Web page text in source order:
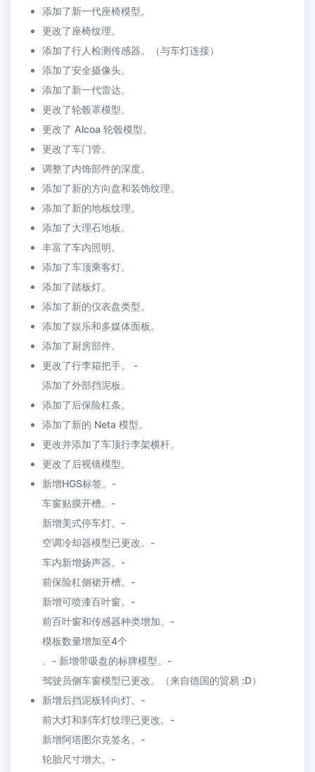
添加了新一代座椅模型。
更改了座椅纹理。
添加了行人检测传感器。（与车灯连接）
添加了安全摄像头。
添加了新一代雷达。
更改了轮毂罩模型。
更改了 Alcoa 轮毂模型。
更改了车门管。
调整了内饰部件的深度。
添加了新的方向盘和装饰纹理。
添加了新的地板纹理。
添加了大理石地板。
丰富了车内照明。
添加了车顶乘客灯。
添加了踏板灯。
添加了新的仪表盘类型。
添加了娱乐和多媒体面板。
添加了厨房部件。
更改了行李箱把手。 -
添加了外部挡泥板。
添加了后保险杠条。
添加了新的 Neta 模型。
更改并添加了车顶行李架横杆。
更改了后视镜模型。
新增HGS标签。-
车窗贴膜开槽。-
新增美式停车灯。-
空调冷却器模型已更改。-
车内新增扬声器。-
前保险杠侧裙开槽。-
新增可喷漆百叶窗。-
前百叶窗和传感器种类增加。-
模板数量增加至4个
。- 新增带吸盘的标牌模型。-
驾驶员侧车窗模型已更改。（来自德国的贸易 :D）
新增后挡泥板转向灯。-
前大灯和刹车灯纹理已更改。-
新增阿塔图尔克签名。-
轮胎尺寸增大。-